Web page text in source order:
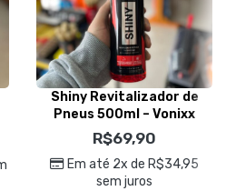
Shiny Revitalizador de
Pneus 500ml – Vonixx
R$69,90
Em até 2x de R$34,95
sem juros